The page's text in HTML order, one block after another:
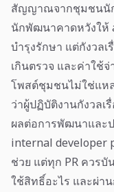
สัญญาณจากชุมชนนั
นักพัฒนาคาดหวังให้
บำรุงรักษา แต่กังวลเ
เกินตรวจ และค่าใช้
โพสต์ชุมชนไม่ใช่แห
ว่าผู้ปฏิบัติงานกังวลเรื่
ผลต่อการพัฒนาและ
internal developer
ช่วย แต่ทุก PR ควรบั
ใช้สิทธิ์อะไร และผ่า